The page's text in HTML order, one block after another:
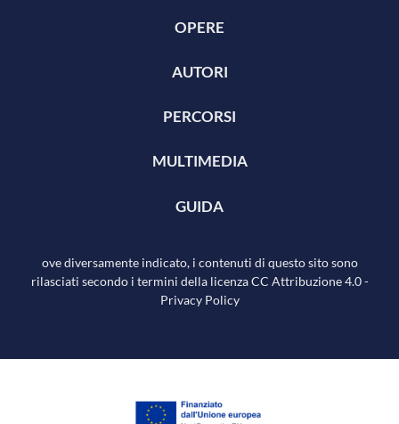
OPERE
AUTORI
PERCORSI
MULTIMEDIA
GUIDA
ove diversamente indicato, i contenuti di questo sito sono
rilasciati secondo i termini della licenza CC Attribuzione 4.0-
Privacy Policy